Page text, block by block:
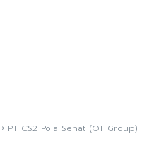
PT CS2 Pola Sehat (OT Group)